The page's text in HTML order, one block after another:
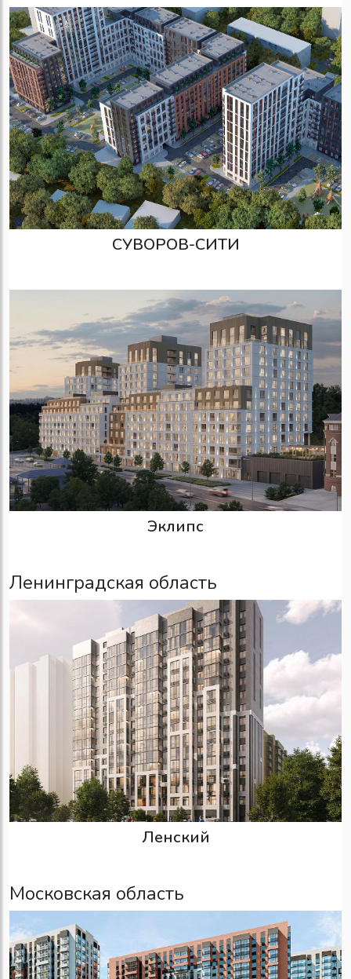
СУВОРОВ-СИТИ
Эклипс
Ленинградская область
Ленский
Московская область